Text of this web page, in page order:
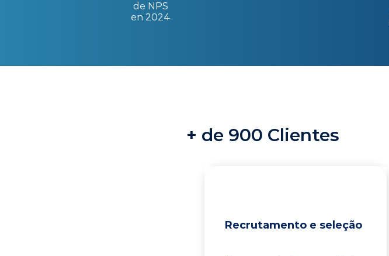
de NPS
en 2024
+ de 900 Clientes
Recrutamento e seleção